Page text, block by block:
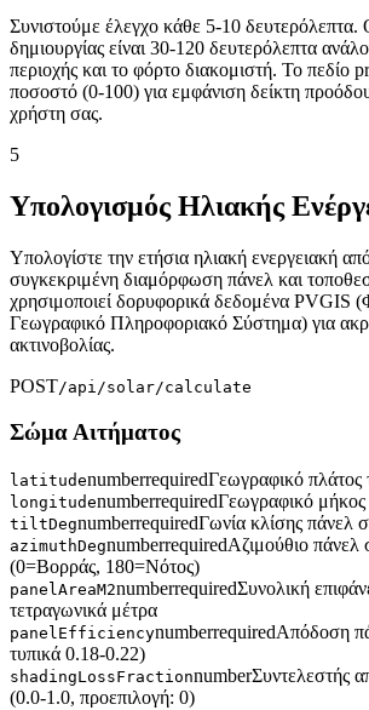
Συνιστούμε έλεγχο κάθε 5-10 δευτερόλεπτα.
δημιουργίας είναι 30-120 δευτερόλεπτα
περιοχής και το φόρτο διακομιστή. Το πεδίο
ποσοστό (0-100) για εμφάνιση δείκτη
χρήστη σας.
5
Υπολογισμός Ηλιακής
Υπολογίστε την ετήσια ηλιακή ενεργειακή
συγκεκριμένη διαμόρφωση πάνελ και
χρησιμοποιεί δορυφορικά δεδομένα PVGIS
Γεωγραφικό Πληροφοριακό Σύστημα) για
ακτινοβολίας.
POST/api/solar/calculate
Σώμα Αιτήματος
latitudenumberrequiredΓεωγραφικό πλάτος
longitudenumberrequiredΓεωγραφικό μήκος
tiltDegnumberrequiredΓωνία κλίσης πάνελ
azimuthDegnumberrequiredΑζιμούθιο πάνελ
(0=Βορράς, 180=Νότος)
panelAreaM2numberrequiredΣυνολική
τετραγωνικά μέτρα
panelEfficiencynumberrequiredΑπόδοση
τυπικά 0.18-0.22)
shadingLossFractionnumberΣυντελεστής
(0.0-1.0, προεπιλογή: 0)